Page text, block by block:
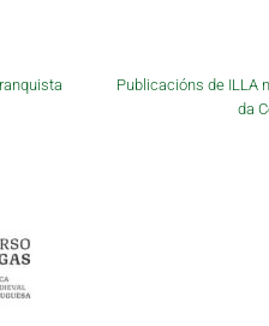
Publicacións de ILLA
da